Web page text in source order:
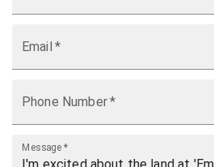
Email *
Phone Number*
Message *